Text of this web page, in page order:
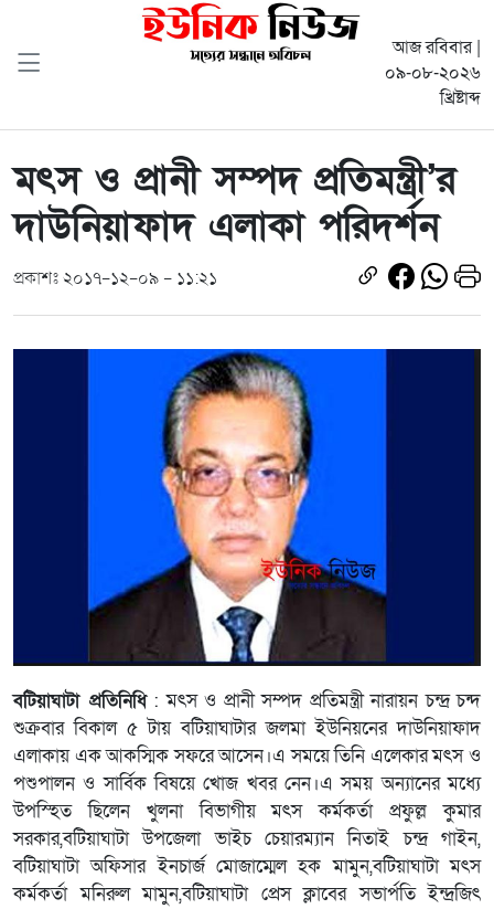
আজ রবিবার |
০৯-০৮-২০২৬
খ্রিষ্টাব্দ
মৎস ও প্রানী সম্পদ প্রতিমন্ত্রী’র
দাউনিয়াফাদ এলাকা পরিদর্শন
প্রকাশঃ ২০১৭-১২-০৯ - ১১:২১
বটিয়াঘাটা প্রতিনিধি: মৎস ও প্রানী সম্পদ প্রতিমন্ত্রী নারায়ন চন্দ্র চন্দ
শুক্রবার বিকাল ৫ টায় বটিয়াঘাটার জলমা ইউনিয়নের দাউনিয়াফাদ
এলাকায় এক আকস্মিক সফরে আসেন।এ সময়ে তিনি এলেকার মৎস ও
পশুপালন ও সার্বিক বিষয়ে খোজ খবর নেন।এ সময় অন্যানের মধ্যে
উপস্হিত ছিলেন খুলনা বিভাগীয় মৎস কর্মকর্তা প্রফুল্ল কুমার
সরকার,বটিয়াঘাটা উপজেলা ভাইচ চেয়ারম্যান নিতাই চন্দ্র গাইন,
বটিয়াঘাটা অফিসার ইনচার্জ মোজাম্মেল হক মামুন,বটিয়াঘাটা মৎস
কর্মকর্তা মনিরুল মামুন,বটিয়াঘাটা প্রেস ক্লাবের সভার্পতি ইন্দ্রজিৎ